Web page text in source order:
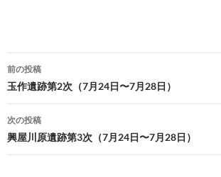
投
稿
ナ
ビ
ゲ
前の投稿
玉作遺跡第2次（7月24日〜7月28日）
次の投稿
興屋川原遺跡第3次（7月24日〜7月28日）